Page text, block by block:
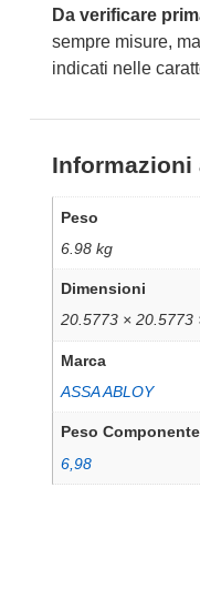
Da verificare
sempre misure,
indicati nelle
Informazioni
Peso
6.98 kg
Dimensioni
20.5773 × 20.5773
Marca
ASSA ABLOY
Peso
6,98